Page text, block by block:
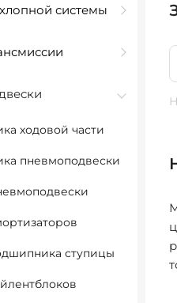
системы
ходовой части
пневмоподвески
ступицы